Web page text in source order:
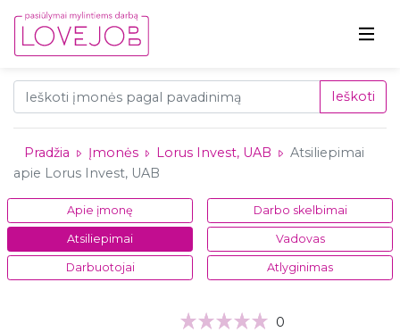
Ieškoti
Pradžia Įmonės Lorus Invest, UAB
Atsiliepimai
apie Lorus Invest, UAB
Apie įmonę Darbo skelbimai
Atsiliepimai Vadovas
Darbuotojai Atlyginimas
0